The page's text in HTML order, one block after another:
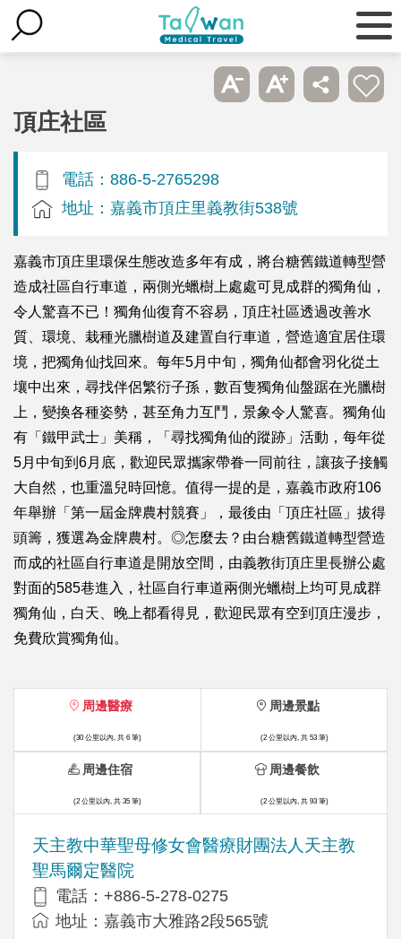
頂庄社區
電話：886-5-2765298
地址：嘉義市頂庄里義教街538號
嘉義市頂庄里環保生態改造多年有成，將台糖舊鐵道轉型營
造成社區自行車道，兩側光蠟樹上處處可見成群的獨角仙，
令人驚喜不已！獨角仙復育不容易，頂庄社區透過改善水
質、環境、栽種光臘樹道及建置自行車道，營造適宜居住環
境，把獨角仙找回來。每年5月中旬，獨角仙都會羽化從土
壤中出來，尋找伴侶繁衍子孫，數百隻獨角仙盤踞在光臘樹
上，變換各種姿勢，甚至角力互鬥，景象令人驚喜。獨角仙
有「鐵甲武士」美稱，「尋找獨角仙的蹤跡」活動，每年從
5月中旬到6月底，歡迎民眾攜家帶眷一同前往，讓孩子接觸
大自然，也重溫兒時回憶。值得一提的是，嘉義市政府106
年舉辦「第一屆金牌農村競賽」，最後由「頂庄社區」拔得
頭籌，獲選為金牌農村。◎怎麼去？由台糖舊鐵道轉型營造
而成的社區自行車道是開放空間，由義教街頂庄里長辦公處
對面的585巷進入，社區自行車道兩側光蠟樹上均可見成群
獨角仙，白天、晚上都看得見，歡迎民眾有空到頂庄漫步，
免費欣賞獨角仙。
周邊醫療
(30 公里以內, 共 6 筆)
天主教中華聖母修女會醫療財團法人天主教
聖馬爾定醫院
電話：+886-5-278-0275
地址：嘉義市大雅路2段565號
周邊景點
(2 公里以內, 共 53 筆)
周邊住宿
(2 公里以內, 共 35 筆)
周邊餐飲
(2 公里以內, 共 93 筆)